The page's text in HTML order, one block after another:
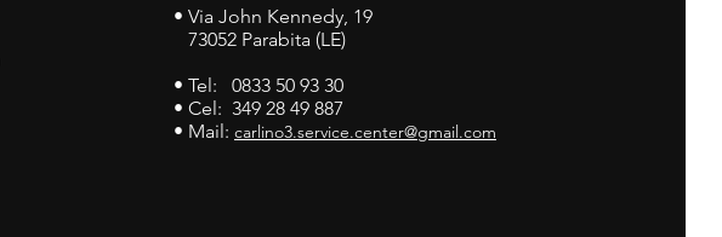
• Via John Kennedy, 19
73052 Parabita (LE)
• Tel: 0833 50 93 30
• Cel: 349 28 49 887
• Mail: carlino3.service.center@gmail.com